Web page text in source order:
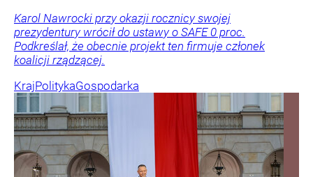
Karol Nawrocki przy okazji rocznicy swojej
prezydentury wrócił do ustawy o SAFE 0 proc.
Podkreślał, że obecnie projekt ten firmuje członek
koalicji rządzącej.
KrajPolitykaGospodarka